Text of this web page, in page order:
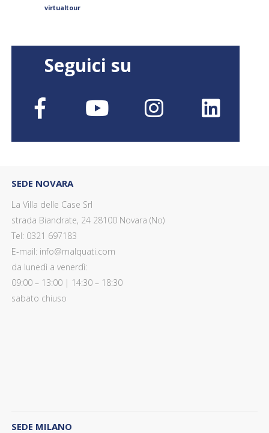
virtualtour
Seguici su
SEDE NOVARA
La Villa delle Case Srl
strada Biandrate, 24 28100 Novara (No)
Tel: 0321 697183
E-mail: info@malquati.com
da lunedì a venerdì:
09:00 – 13:00 | 14:30 – 18:30
sabato chiuso
SEDE MILANO